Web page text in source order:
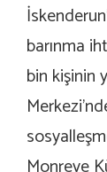
barınma
bin kişinin